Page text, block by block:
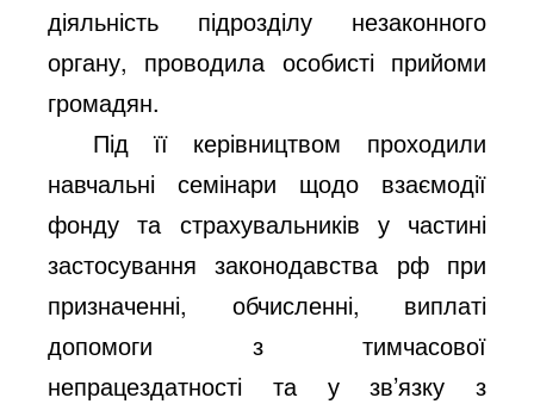
діяльність підрозділу незаконного
органу, проводила особисті прийоми
громадян.
Під її керівництвом проходили
навчальні семінари щодо взаємодії
фонду та страхувальників у частині
застосування законодавства рф при
призначенні, обчисленні, виплаті
допомоги з тимчасової
непрацездатності та у зв’язку з